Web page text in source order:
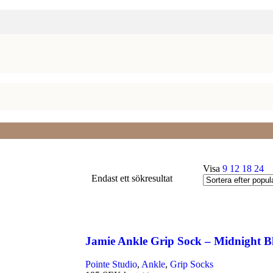
Endast ett sökresultat
Visa9 12 18 24
Jamie Ankle Grip Sock – Midnight
Pointe Studio, Ankle, Grip Socks